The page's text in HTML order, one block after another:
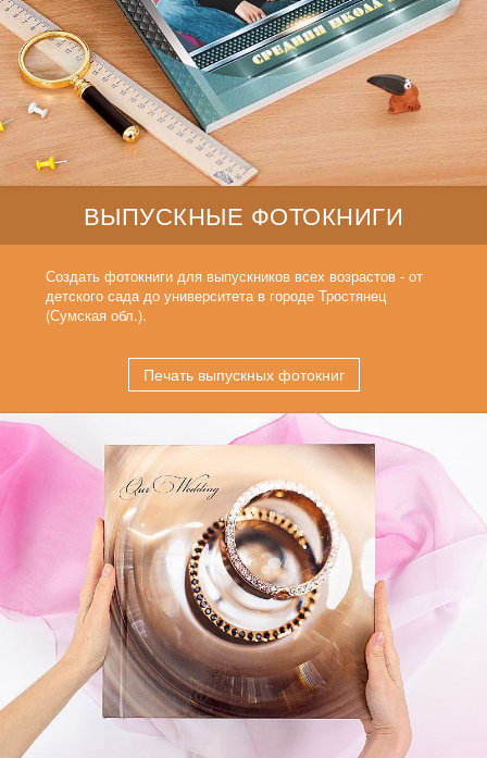
ВЫПУСКНЫЕ ФОТОКНИГИ
Создать фотокниги для выпускников всех возрастов - от
детского сада до университета в городе Тростянец
(Сумская обл.).
Печать выпускных фотокниг